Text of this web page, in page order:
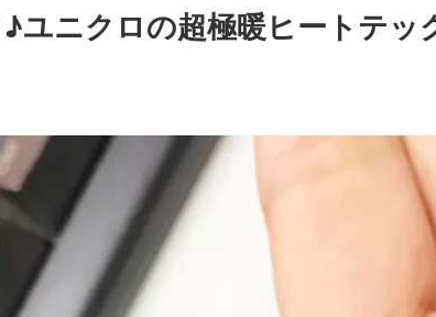
ユニクロの超極暖ヒートテッ